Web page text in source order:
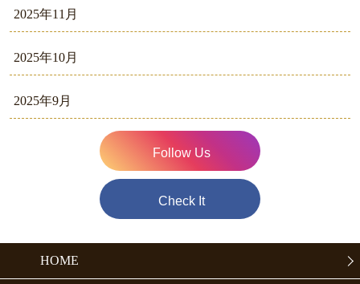
2025年11月
2025年10月
2025年9月
Follow Us
Check It
HOME